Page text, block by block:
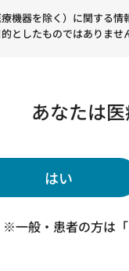
期学術集会にムラ
50回定期学術集会
機器を除く）に関する
としたものではありませ
あなたは
はい
※一般・患者の方は「